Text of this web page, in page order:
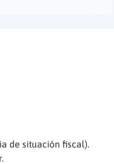
de situación fiscal).